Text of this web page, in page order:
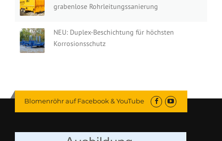
grabenlose Rohrleitungssanierung
NEU: Duplex-Beschichtung für höchsten
Korrosionsschutz
Blomenröhr auf Facebook & YouTube